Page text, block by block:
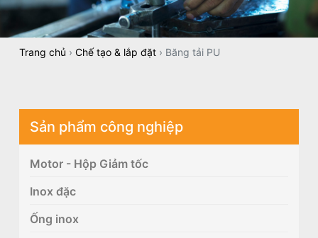
Trang chủ › Chế tạo & lắp đặt› Băng tải PU
Sản phẩm công nghiệp
Motor - Hộp Giảm tốc
Inox đặc
Ống inox